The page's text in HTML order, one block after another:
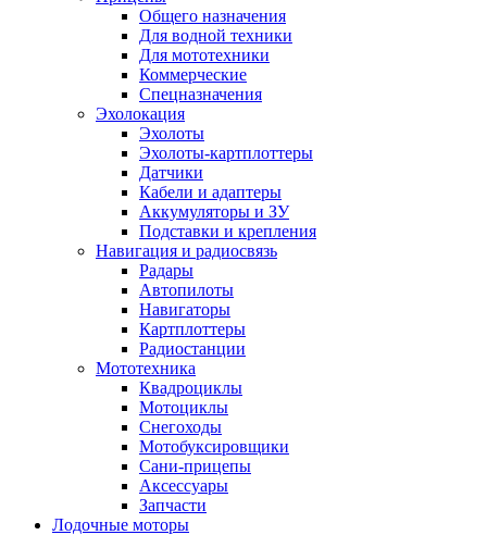
Общего назначения
Для водной техники
Для мототехники
Коммерческие
Спецназначения
Эхолокация
Эхолоты
Эхолоты-картплоттеры
Датчики
Кабели и адаптеры
Аккумуляторы и ЗУ
Подставки и крепления
Навигация и радиосвязь
Радары
Автопилоты
Навигаторы
Картплоттеры
Радиостанции
Мототехника
Квадроциклы
Мотоциклы
Снегоходы
Мотобуксировщики
Сани-прицепы
Аксессуары
Запчасти
Лодочные моторы